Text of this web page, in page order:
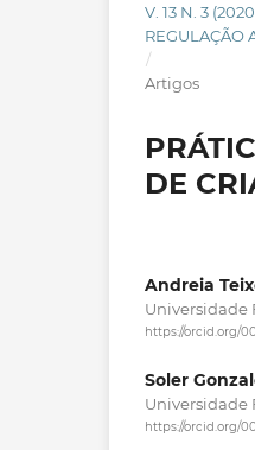
V. 13 N. 3
REGULAÇÃO
/
Artigos
DE
Andreia
Universidade
https://orcid.org/
Soler
Universidade
https://orcid.org/